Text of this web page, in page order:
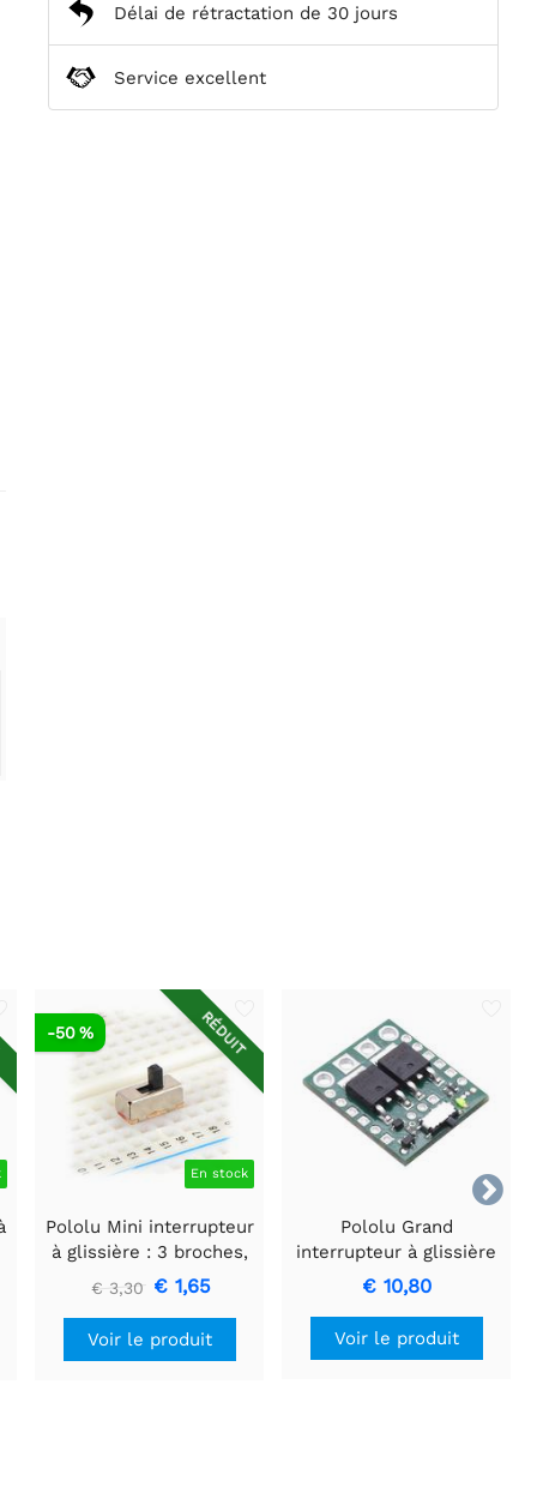
Délai de rétractation de 30 jours
Service excellent

RÉDUIT
En stock
-50 %
Pololu Mini interrupteur
à glissière : 3 broches,
SPDT, 0,3 A (paquet de
€ 3,30 € 1,65
Voir le produit
Pololu Grand
interrupteur à glissière
MOSFET avec
protection contre les
inversions de tension,
HP
€ 10,80
Voir le produit